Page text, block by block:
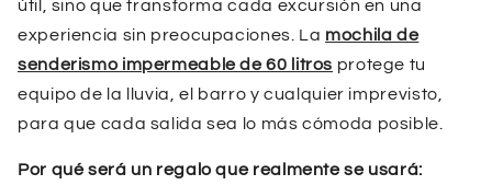
útil, sino que transforma cada excursión en una
experiencia sin preocupaciones. La mochila de
senderismo impermeable de 60 litros protege tu
equipo de la lluvia, el barro y cualquier imprevisto,
para que cada salida sea lo más cómoda posible.
Por qué será un regalo que realmente se usará: